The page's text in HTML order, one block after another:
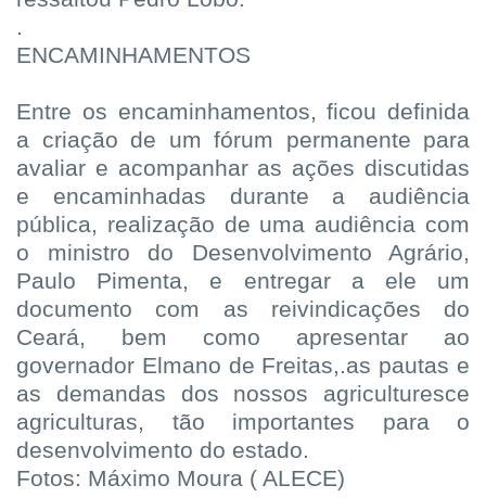
.
ENCAMINHAMENTOS
Entre os encaminhamentos, ficou definida
a criação de um fórum permanente para
avaliar e acompanhar as ações discutidas
e encaminhadas durante a audiência
pública, realização de uma audiência com
o ministro do Desenvolvimento Agrário,
Paulo Pimenta, e entregar a ele um
documento com as reivindicações do
Ceará, bem como apresentar ao
governador Elmano de Freitas,.as pautas e
as demandas dos nossos agriculturesce
agriculturas, tão importantes para o
desenvolvimento do estado.
Fotos: Máximo Moura ( ALECE)